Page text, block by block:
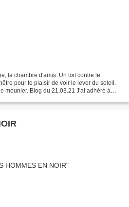
la chambre d'amis. Un toit contre le
pour le plaisir de voir le lever du soleil.
meunier. Blog du 21.03.21 J'ai adhéré à